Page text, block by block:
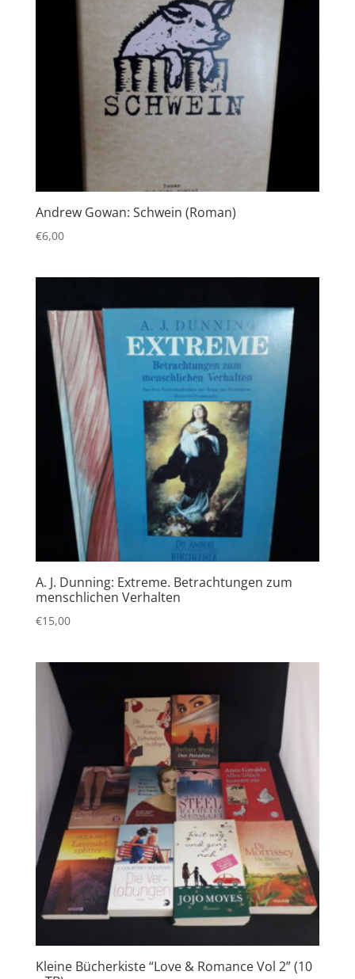
Andrew Gowan: Schwein (Roman)
€6,00
A. J. Dunning: Extreme. Betrachtungen zum
menschlichen Verhalten
€15,00
Kleine Bücherkiste “Love & Romance Vol 2” (10